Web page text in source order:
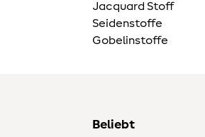
Jacquard Stoff
Seidenstoffe
Gobelinstoffe
Beliebt